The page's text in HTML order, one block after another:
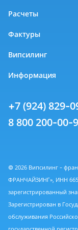
Расчеты
Фактуры
Випсилинг
Информация
+7 (924) 829-
8 800 200-00-
© 2026 Випсилинг -
ФРАНЧАЙЗИНГ», ИНН
зарегистрированный
Зарегистрирован в
обслуживания